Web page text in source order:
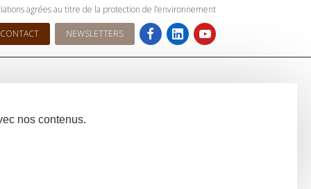
agrées au titre de la protection de l’environnement
CONTACT NEWSLETTERS
nos contenus.